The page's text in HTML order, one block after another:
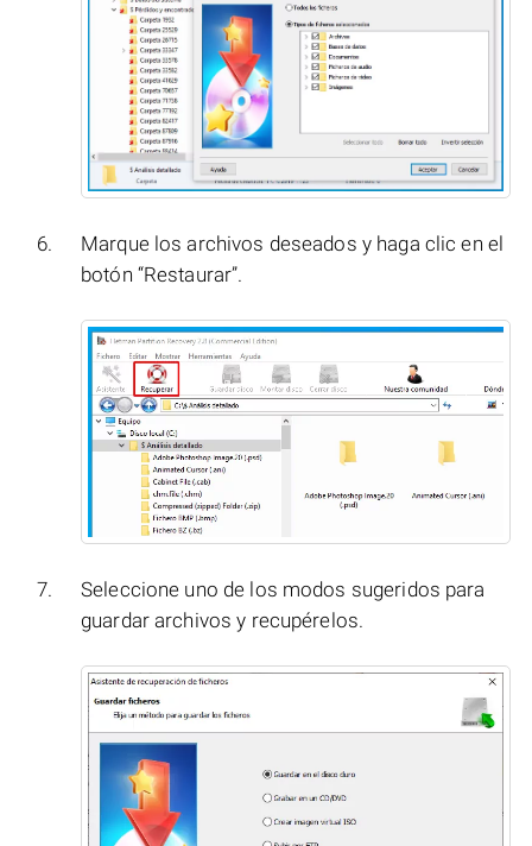
Marque los archivos deseados y haga clic en el
botón “Restaurar”.
Seleccione uno de los modos sugeridos para
guardar archivos y recupérelos.